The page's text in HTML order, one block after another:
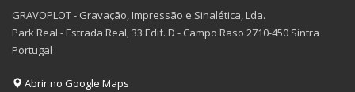
GRAVOPLOT - Gravação, Impressão e Sinalética, Lda.
Park Real - Estrada Real, 33 Edif. D - Campo Raso 2710-450 Sintra
Portugal
Abrir no Google Maps